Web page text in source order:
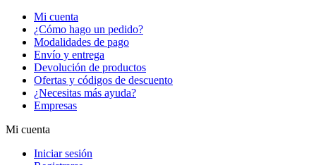
Mi cuenta
¿Cómo hago un pedido?
Modalidades de pago
Envío y entrega
Devolución de productos
Ofertas y códigos de descuento
¿Necesitas más ayuda?
Empresas
Mi cuenta
Iniciar sesión